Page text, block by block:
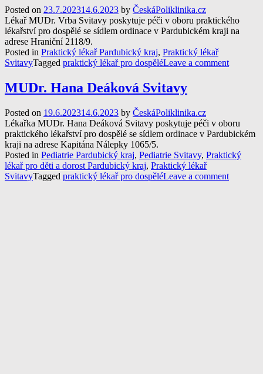
Posted on 23.7.202314.6.2023 by ČeskáPoliklinika.cz
Lékař MUDr. Vrba Svitavy poskytuje péči v oboru praktického
lékařství pro dospělé se sídlem ordinace v Pardubickém kraji na
adrese Hraniční 2118/9.
Posted in Praktický lékař Pardubický kraj, Praktický lékař
SvitavyTagged praktický lékař pro dospěléLeave a comment
MUDr. Hana Deáková Svitavy
Posted on 19.6.202314.6.2023 by ČeskáPoliklinika.cz
Lékařka MUDr. Hana Deáková Svitavy poskytuje péči v oboru
praktického lékařství pro dospělé se sídlem ordinace v Pardubickém
kraji na adrese Kapitána Nálepky 1065/5.
Posted in Pediatrie Pardubický kraj, Pediatrie Svitavy, Praktický
lékař pro děti a dorost Pardubický kraj, Praktický lékař
SvitavyTagged praktický lékař pro dospěléLeave a comment